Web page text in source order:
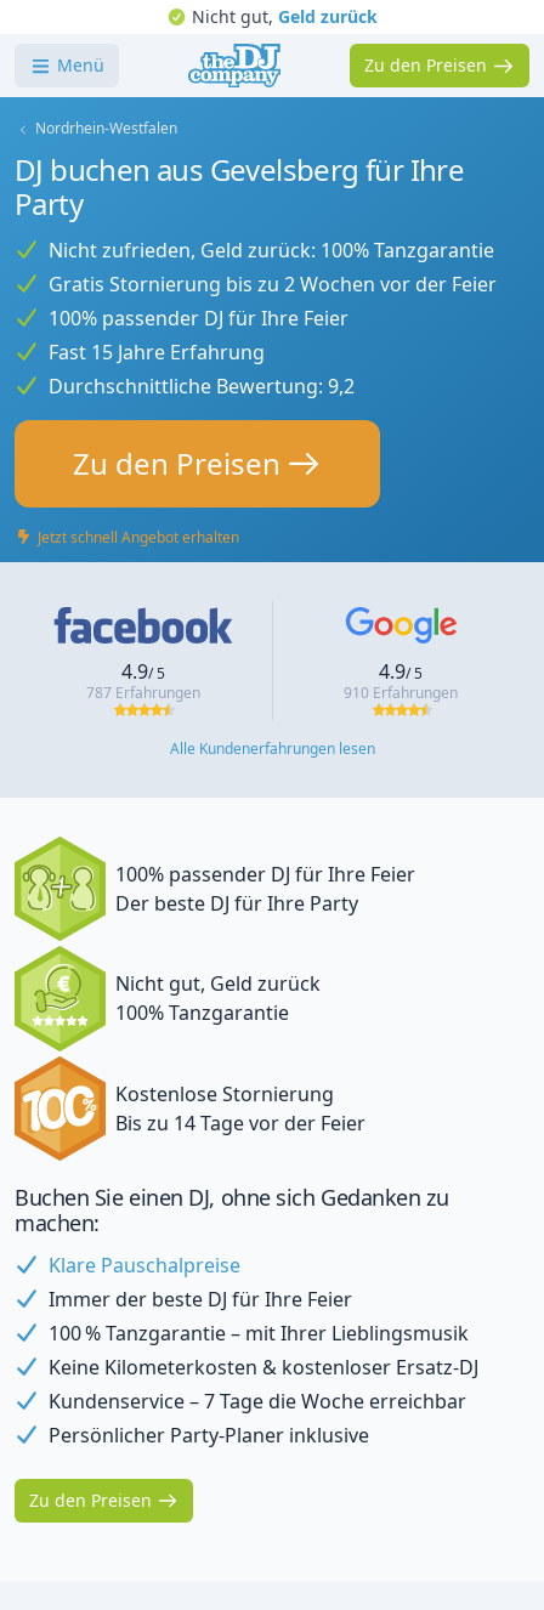
Nicht gut,Geld zurück
Menü Zu den Preisen
Nordrhein-Westfalen
DJ buchen aus Gevelsberg für Ihre
Party
Nicht zufrieden, Geld zurück: 100% Tanzgarantie
Gratis Stornierung bis zu 2 Wochen vor der Feier
100% passender DJ für Ihre Feier
Fast 15 Jahre Erfahrung
Durchschnittliche Bewertung: 9,2
Zu den Preisen
Jetzt schnell Angebot erhalten
4.9/ 5
787 Erfahrungen
4.9/ 5
910 Erfahrungen
Alle Kundenerfahrungen lesen
100% passender DJ für Ihre Feier
Der beste DJ für Ihre Party
Nicht gut, Geld zurück
100% Tanzgarantie
Kostenlose Stornierung
Bis zu 14 Tage vor der Feier
Buchen Sie einen DJ, ohne sich Gedanken zu
machen:
Klare Pauschalpreise
Immer der beste DJ für Ihre Feier
100 % Tanzgarantie – mit Ihrer Lieblingsmusik
Keine Kilometerkosten & kostenloser Ersatz-DJ
Kundenservice – 7 Tage die Woche erreichbar
Persönlicher Party-Planer inklusive
Zu den Preisen